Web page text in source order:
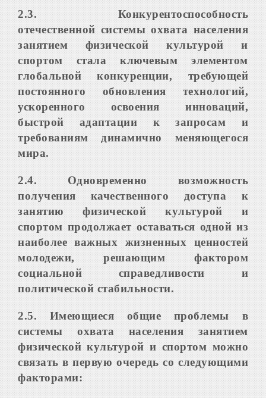
2.3. Конкурентоспособность
отечественной системы охвата населения
занятием физической культурой и
спортом стала ключевым элементом
глобальной конкуренции, требующей
постоянного обновления технологий,
ускоренного освоения инноваций,
быстрой адаптации к запросам и
требованиям динамично меняющегося
мира.
2.4. Одновременно возможность
получения качественного доступа к
занятию физической культурой и
спортом продолжает оставаться одной из
наиболее важных жизненных ценностей
молодежи, решающим фактором
социальной справедливости и
политической стабильности.
2.5. Имеющиеся общие проблемы в
системы охвата населения занятием
физической культурой и спортом можно
связать в первую очередь со следующими
факторами: